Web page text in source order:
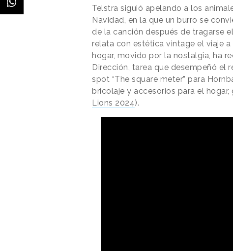
Telstra siguió apelando a los
Navidad, en la que un burro se
de la canción después de tragarse
relata con estética vintage el viaje
hogar, movido por la nostalgia, ha
Dirección, tarea que desempeñó el
spot “The square meter” para
bricolaje y accesorios para el hogar,
Lions 2024).